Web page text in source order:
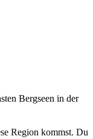
Bergseen in der
Region kommst. Du